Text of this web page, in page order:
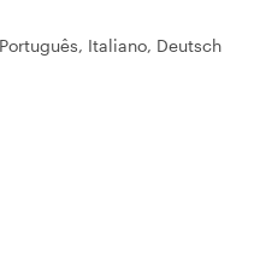
Italiano, Deutsch